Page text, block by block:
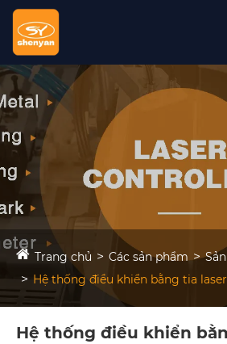
Trang chủ Các sản phẩm
Hệ thống điều khiển bằng tia
Hệ thống điều khiển